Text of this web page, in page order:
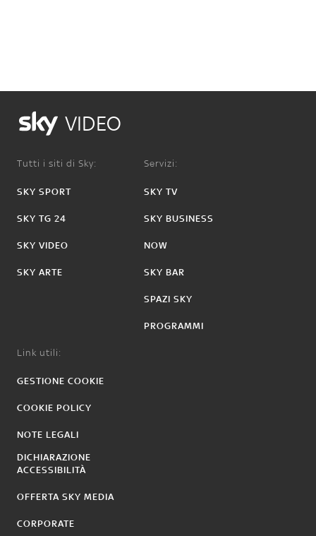
VIDEO
Tutti i siti di Sky:
SKY SPORT
SKY TG 24
SKY VIDEO
SKY ARTE
Servizi:
SKY TV
SKY BUSINESS
NOW
SKY BAR
SPAZI SKY
PROGRAMMI
Link utili:
GESTIONE COOKIE
COOKIE POLICY
NOTE LEGALI
DICHIARAZIONE
ACCESSIBILITÀ
OFFERTA SKY MEDIA
CORPORATE